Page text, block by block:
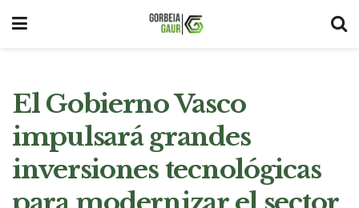
El Gobierno Vasco
impulsará grandes
inversiones tecnológicas